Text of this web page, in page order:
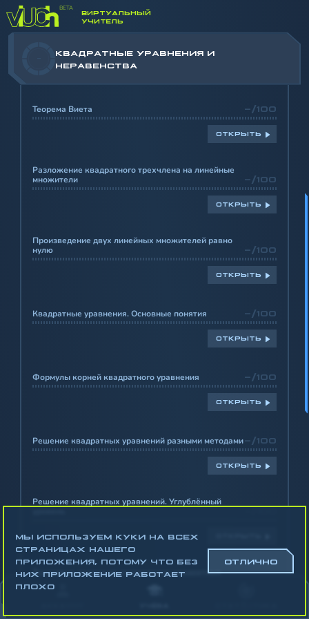
ВИРТУАЛЬНЫЙ
УЧИТЕЛЬ
КВАДРАТНЫЕ УРАВНЕНИЯ И
НЕРАВЕНСТВА
Теорема Виета -/100
ОТКРЫТЬ
Разложение квадратного трехчлена на линейные
множители
-/100
ОТКРЫТЬ
Произведение двух линейных множителей равно
нулю
-/100
ОТКРЫТЬ
Квадратные уравнения. Основные понятия -/100
ОТКРЫТЬ
Формулы корней квадратного уравнения -/100
ОТКРЫТЬ
Решение квадратных уравнений разными методами-/100
ОТКРЫТЬ
Решение квадратных уравнений. Углублённый
-/100
Текстовые задачи на составление квадратных
МЫ ИСПОЛЬЗУЕМ КУКИ НА ВСЕХ
СТРАНИЦАХ НАШЕГО
ПРИЛОЖЕНИЯ, ПОТОМУ ЧТО БЕЗ
НИХ ПРИЛОЖЕНИЕ РАБОТАЕТ
ПЛОХО
ОТЛИЧНО